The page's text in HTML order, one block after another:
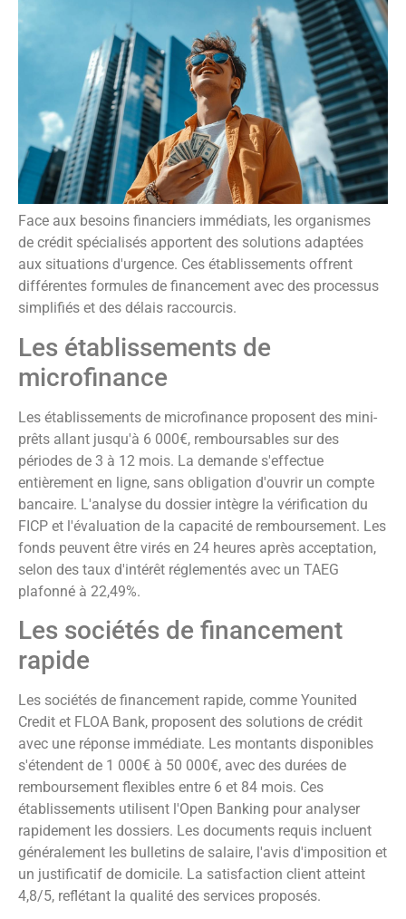
Face aux besoins financiers immédiats, les organismes
de crédit spécialisés apportent des solutions adaptées
aux situations d'urgence. Ces établissements offrent
différentes formules de financement avec des processus
simplifiés et des délais raccourcis.
Les établissements de
microfinance
Les établissements de microfinance proposent des mini-
prêts allant jusqu'à 6 000€, remboursables sur des
périodes de 3 à 12 mois. La demande s'effectue
entièrement en ligne, sans obligation d'ouvrir un compte
bancaire. L'analyse du dossier intègre la vérification du
FICP et l'évaluation de la capacité de remboursement. Les
fonds peuvent être virés en 24 heures après acceptation,
selon des taux d'intérêt réglementés avec un TAEG
plafonné à 22,49%.
Les sociétés de financement
rapide
Les sociétés de financement rapide, comme Younited
Credit et FLOA Bank, proposent des solutions de crédit
avec une réponse immédiate. Les montants disponibles
s'étendent de 1 000€ à 50 000€, avec des durées de
remboursement flexibles entre 6 et 84 mois. Ces
établissements utilisent l'Open Banking pour analyser
rapidement les dossiers. Les documents requis incluent
généralement les bulletins de salaire, l'avis d'imposition et
un justificatif de domicile. La satisfaction client atteint
4,8/5, reflétant la qualité des services proposés.